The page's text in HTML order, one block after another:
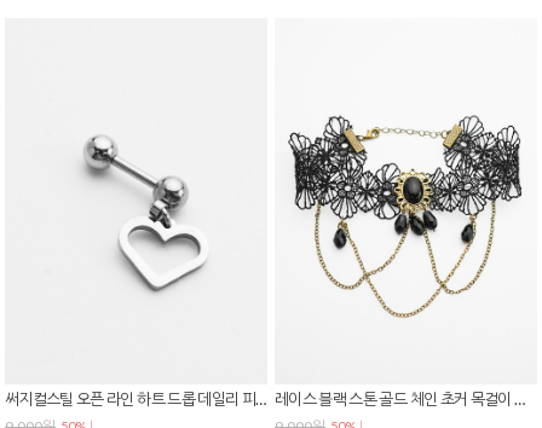
써지컬스틸 오픈 라인 하트 드롭 데일리 피어싱 P-0820 레이스 블랙 스톤 골드 체인 초커 목걸이 고딕 팔뚝 암밴드 겸용 N-0434